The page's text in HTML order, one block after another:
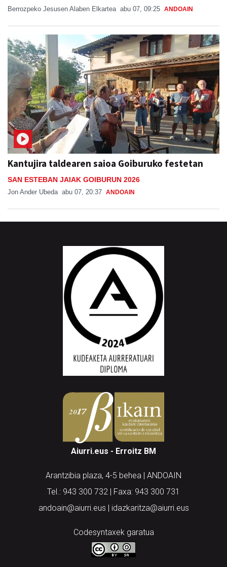
Berrozpeko Jesusen Alaben Elkartea abu 07, 09:25 ANDOAIN
Kantujira taldearen saioa Goiburuko festetan
SAN ESTEBAN JAIAK GOIBURUN 2026
Jon Ander Ubeda abu 07, 20:37 ANDOAIN
Aiurri.eus - Erroitz BM
Arantzibia plaza, 4-5 behea | ANDOAIN
Tel.: 943 300 732 | Faxa: 943 300 731
andoain@aiurri.eus | idazkaritza@aiurri.eus
Codesyntaxek garatua